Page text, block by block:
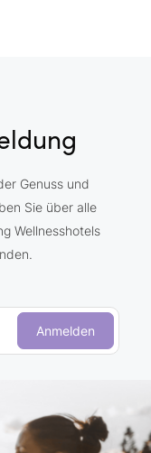
Genuss und
Sie über alle
Wellnesshotels
Anmelden